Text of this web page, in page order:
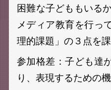
困難な子どももいる
メディア教育を行っ
理的課題」の３点を
参加格差：子ども達
り、表現するための